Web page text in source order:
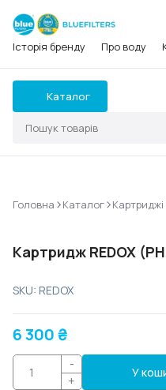
Історія бренду Про воду
Каталог
Головна >Каталог>
Картридж REDOX
SKU: REDOX
6 300₴
-
+
У